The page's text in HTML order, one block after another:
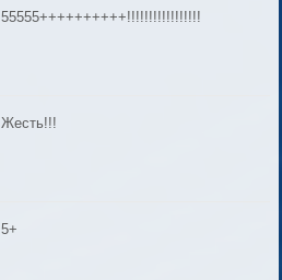
55555++++++++++!!!!!!!!!!!!!!!!!
Жесть!!!
5+